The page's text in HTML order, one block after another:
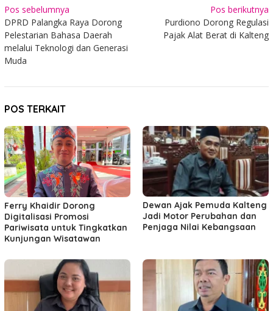
Navigasi
pos
Pos sebelumnya
DPRD Palangka Raya Dorong
Pelestarian Bahasa Daerah
melalui Teknologi dan Generasi
Muda
Pos berikutnya
Purdiono Dorong Regulasi
Pajak Alat Berat di Kalteng
POS TERKAIT
Ferry Khaidir Dorong
Digitalisasi Promosi
Pariwisata untuk Tingkatkan
Kunjungan Wisatawan
Dewan Ajak Pemuda Kalteng
Jadi Motor Perubahan dan
Penjaga Nilai Kebangsaan